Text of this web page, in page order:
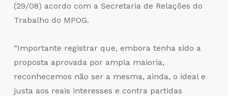
(29/08) acordo com a Secretaria de Relações do
Trabalho do MPOG.
“Importante registrar que, embora tenha sido a
proposta aprovada por ampla maioria,
reconhecemos não ser a mesma, ainda, o ideal e
justa aos reais interesses e contra partidas